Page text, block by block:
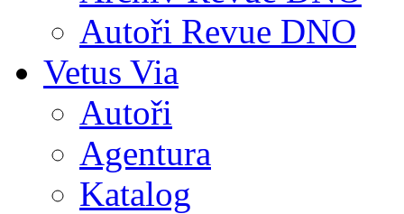
Autoři Revue DNO
Vetus Via
Autoři
Agentura
Katalog